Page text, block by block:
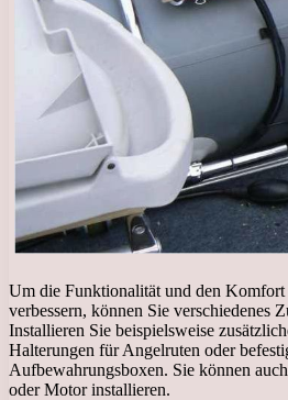
Um die Funktionalität und den Komfort
verbessern, können Sie verschiedenes
Installieren Sie beispielsweise
Halterungen für Angelruten oder
Aufbewahrungsboxen. Sie können
oder Motor installieren.